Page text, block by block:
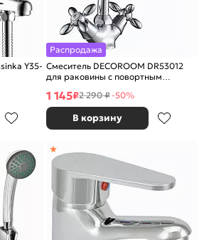
Y35-
Распродажа
Смеситель DECOROOM DR53012
для раковины с повортным
1 145₽2 290 ₽-50%
В корзину